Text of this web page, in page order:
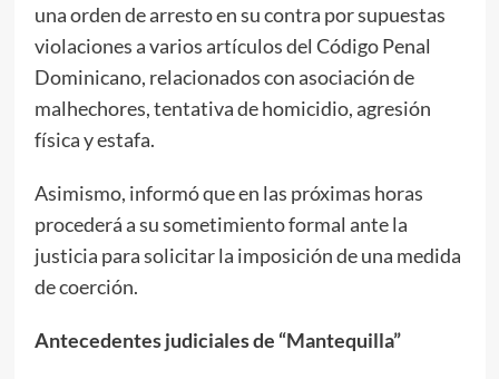
una orden de arresto en su contra por supuestas
violaciones a varios artículos del Código Penal
Dominicano, relacionados con asociación de
malhechores, tentativa de homicidio, agresión
física y estafa.
Asimismo, informó que en las próximas horas
procederá a su sometimiento formal ante la
justicia para solicitar la imposición de una medida
de coerción.
Antecedentes judiciales de “Mantequilla”